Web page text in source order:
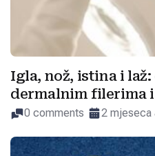
Igla, nož, istina i
dermalnim filerima
0 comments 2 mjeseca